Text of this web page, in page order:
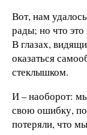
Вот, нам
рады; но что это
В глазах,
оказаться
стеклышком.
И – наоборот:
свою ошибку,
потеряли, что